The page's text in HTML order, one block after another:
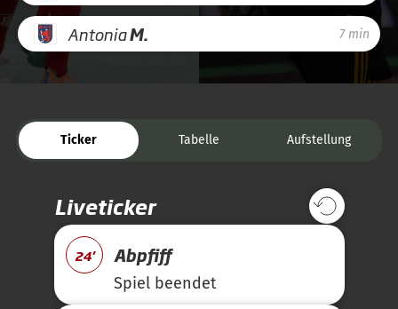
AntoniaM. 7 min
Ticker Tabelle Aufstellung
Liveticker
24' Abpfiff
Spiel beendet